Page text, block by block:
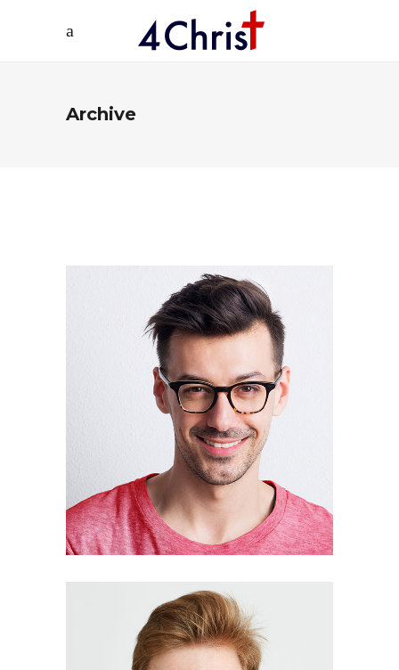
Archive
David Harrison
Creative Director